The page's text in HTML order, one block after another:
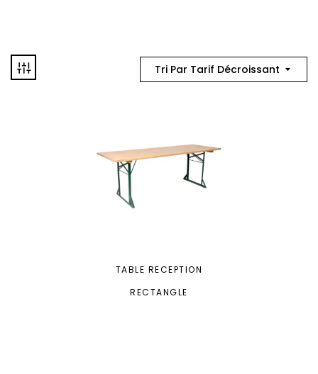
Tri Par Tarif Décroissant
TABLE RECEPTION
RECTANGLE